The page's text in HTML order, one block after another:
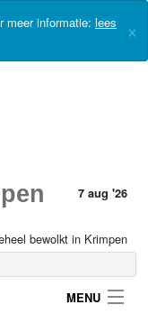
meer informatie: lees
×
7 aug '26
bewolkt in Krimpen
MENU